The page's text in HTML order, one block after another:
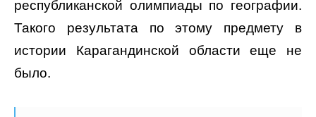
республиканской олимпиады по географии.
Такого результата по этому предмету в
истории Карагандинской области еще не
было.